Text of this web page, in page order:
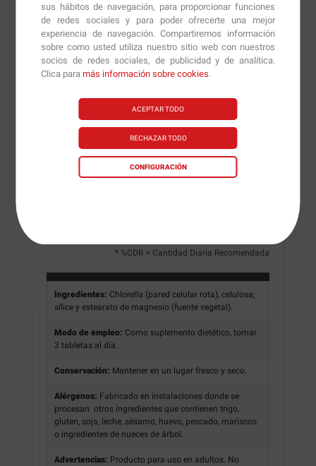
sus hábitos de navegación, para proporcionar funciones
de redes sociales y para poder ofrecerte una mejor
experiencia de navegación. Compartiremos información
sobre como usted utiliza nuestro sitio web con nuestros
socios de redes sociales, de publicidad y de analítica.
Clica paramás información sobre cookies.
ACEPTAR TODO
RECHAZAR TODO
CONFIGURACIÓN
Dosis
3 tabletas
Dosis diaria
3 tabletas
Por dosis
Carbohidratos
* %CDR = Cantidad Diaria Recomendada
Ingredientes: Chlorella (pared celular rota), celulosa,
sílice y estearato de magnesio (fuente vegetal).
Modo de empleo: Como suplemento dietético, tomar
3 tabletas al día.
Conservación: Mantener en un lugar fresco y seco.
Alérgenos: Fabricado en instalaciones donde se
procesan otros ingredientes que contienen trigo,
gluten, soja, leche, sésamo, huevo, pescado, mariscos
o ingredientes de nueces de árbol.
Advertencias: Producto para uso en adultos. No